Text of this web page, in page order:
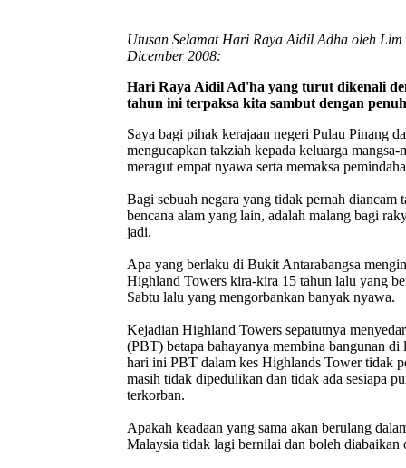
Utusan Selamat Hari Raya Aidil Adha oleh
Dicember 2008:
Hari Raya Aidil Ad'ha yang turut dikenali
tahun ini terpaksa kita sambut dengan
Saya bagi pihak kerajaan negeri Pulau Pinang
mengucapkan takziah kepada keluarga
meragut empat nyawa serta memaksa
Bagi sebuah negara yang tidak pernah
bencana alam yang lain, adalah malang bagi
jadi.
Apa yang berlaku di Bukit Antarabangsa
Highland Towers kira-kira 15 tahun lalu yang
Sabtu lalu yang mengorbankan banyak nyawa.
Kejadian Highland Towers sepatutnya
(PBT) betapa bahayanya membina bangunan
hari ini PBT dalam kes Highlands Tower tidak
masih tidak dipedulikan dan tidak ada sesiapa
terkorban.
Apakah keadaan yang sama akan berulang
Malaysia tidak lagi bernilai dan boleh diabaikan